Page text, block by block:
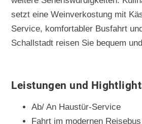
setzt eine Weinverkostung mit
Service, komfortabler Busfahrt
Schallstadt reisen Sie bequem
Leistungen und
Ab/ An Haustür-Service
Fahrt im modernen Reisebus